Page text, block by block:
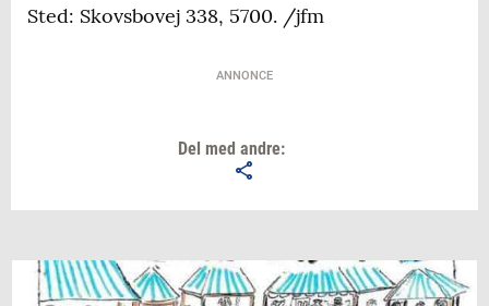
Sted: Skovsbovej 338, 5700. /jfm
ANNONCE
Del med andre: